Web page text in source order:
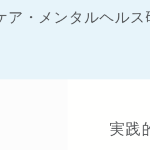
ア・メンタルヘルス
実践